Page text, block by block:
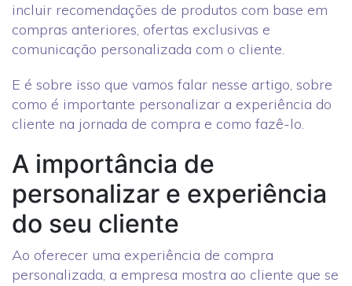
incluir recomendações de produtos com base em
compras anteriores, ofertas exclusivas e
comunicação personalizada com o cliente.
E é sobre isso que vamos falar nesse artigo, sobre
como é importante personalizar a experiência do
cliente na jornada de compra e como fazê-lo.
A importância de
personalizar e experiência
do seu cliente
Ao oferecer uma experiência de compra
personalizada, a empresa mostra ao cliente que se